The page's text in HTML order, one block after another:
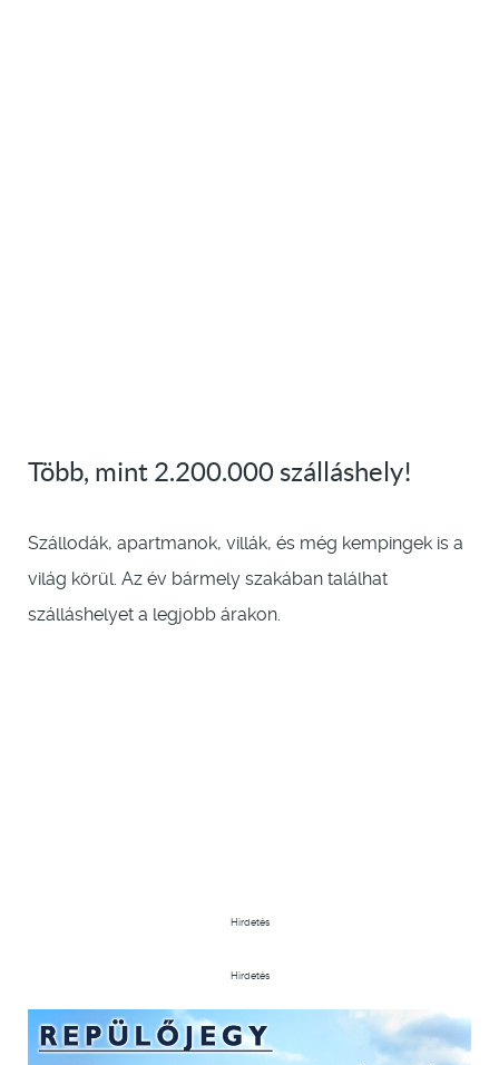
Több, mint 2.200.000 szálláshely!
Szállodák, apartmanok, villák, és még kempingek is a
világ körül. Az év bármely szakában találhat
szálláshelyet a legjobb árakon.
Hirdetés
Hirdetés